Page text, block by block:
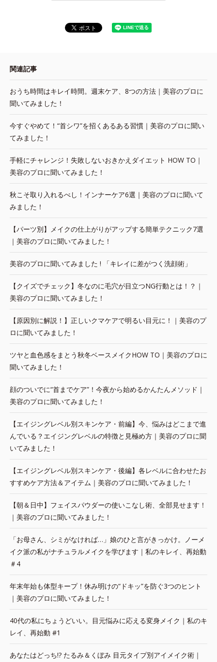
関連記事
おうち時間はキレイ時間。週末ケア、8つの方法｜美容のプロに
聞いてみました！
今すぐやめて！“首シワ”を招くあるある習慣｜美容のプロに聞い
てみました！
手軽にチャレンジ！失敗しないおきかえダイエット HOW TO｜
美容のプロに聞いてみました！
秋こそ取り入れるべし！インナーケア6選｜美容のプロに聞いて
みました！
【パーツ別】メイクの仕上がりがアップする簡単テクニック7選
｜美容のプロに聞いてみました！
美容のプロに聞いてみました ! 「キレイに差がつく洗顔術」
【クイズでチェック】冬なのに毛穴が目立つNG行動とは！？｜
美容のプロに聞いてみました！
【原因別に解説！】正しいクマケアで明るい目元に！｜美容のプ
ロに聞いてみました！
ツヤと血色感をまとう秋冬ベースメイクHOW TO｜美容のプロに
聞いてみました！
顔のついでに“首までケア”！今夜から始めるかんたんメソッド｜
美容のプロに聞いてみました！
【エイジングレベル別スキンケア・前編】今、悩みはどこまで進
んでいる？エイジングレベルの特徴と見極め方｜美容のプロに聞
いてみました！
【エイジングレベル別スキンケア・後編】各レベルに合わせたお
すすめケア方法＆アイテム｜美容のプロに聞いてみました！
【朝＆日中】フェイスパウダーの使いこなし術、全部見せます！
｜美容のプロに聞いてみました！
「お母さん、シミがなければ…」娘のひと言がきっかけ。ノーメ
イク派の私がナチュラルメイクを学びます｜私のキレイ、再始動
＃4
年末年始も体型キープ！休み明けの“ドキッ”を防ぐ3つのヒント
｜美容のプロに聞いてみました！
40代の私にちょうどいい。目元悩みに応える変身メイク｜私のキ
レイ、再始動 #1
あなたはどっち!? たるみ＆くぼみ 目元タイプ別アイメイク術｜